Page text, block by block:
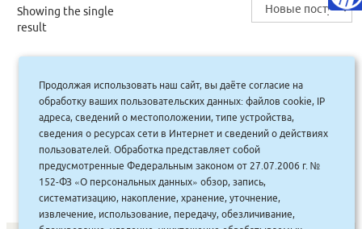
Showing the single
result
Все прописи в одной книге (п/тв.)
435.00руб.
392 руб.
Купить
Продолжая использовать наш сайт, вы даёте согласие на
обработку ваших пользовательских данных: файлов cookie, IP
адреса, сведений о местоположении, типе устройства,
сведения о ресурсах сети в Интернет и сведений о действиях
пользователей. Обработка представляет собой
предусмотренные Федеральным законом от 27.07.2006 г. №
152-ФЗ «О персональных данных» обзор, запись,
систематизацию, накопление, хранение, уточнение,
извлечение, использование, передачу, обезличивание,